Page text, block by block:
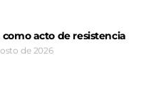
como acto de resistencia
de 2026